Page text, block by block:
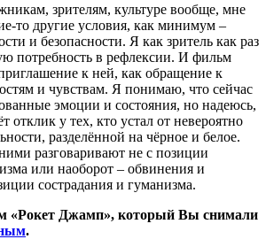
зрителям, культуре вообще, мне
то другие условия, как минимум –
и безопасности. Я как зритель как раз
потребность в рефлексии. И фильм
приглашение к ней, как обращение к
и чувствам. Я понимаю, что сейчас
эмоции и состояния, но надеюсь,
отклик у тех, кто устал от невероятно
разделённой на чёрное и белое.
разговаривают не с позиции
или наоборот – обвинения и
сострадания и гуманизма.
«Рокет Джамп», который Вы снимали
.